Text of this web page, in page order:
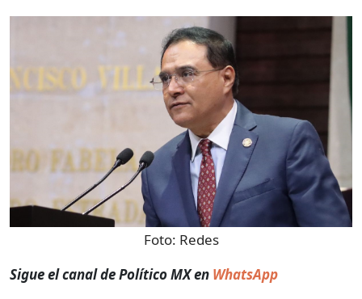
Foto: Redes
Sigue el canal de Político MX en WhatsApp